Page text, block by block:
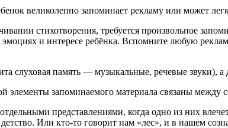
великолепно запоминает рекламу или может
стихотворения, требуется произвольное
эмоциях и интересе ребёнка. Вспомните любую
слуховая память — музыкальные, речевые звуки),
элементы запоминаемого материала связаны между
представлениями, когда одно из них
Или кто-то говорит нам «лес», и в нашем